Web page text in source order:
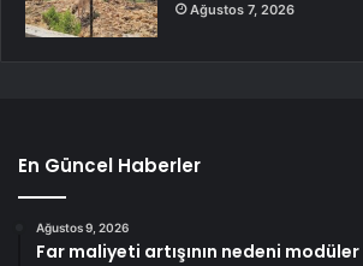
Ağustos 7, 2026
En Güncel Haberler
Ağustos 9, 2026
Far maliyeti artışının nedeni